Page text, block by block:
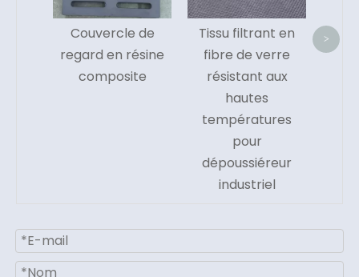
Couvercle de
regard en résine
composite
Tissu filtrant en
fibre de verre
résistant aux
hautes
températures
pour
dépoussiéreur
industriel
>